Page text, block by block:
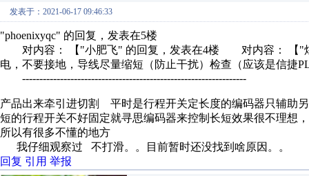
发表于：2021-06-17 09:46:33
"phoenixyqc" 的回复，发表在5楼
对内容： 【"小肥飞" 的回复，发表在4楼 对内容： 【"
电，不要接地，导线尽量缩短（防止干扰）检查（应该是信捷
-----------------------------------------------------------------
产品出来牵引进切割 平时是行程开关定长度的编码器只辅
短的行程开关不好固定就寻思编码器来控制长短效果很不理想
所以有很多不懂的地方
我仔细观察过 不打滑。。目前暂时还没找到啥原因。。
回复 引用 举报